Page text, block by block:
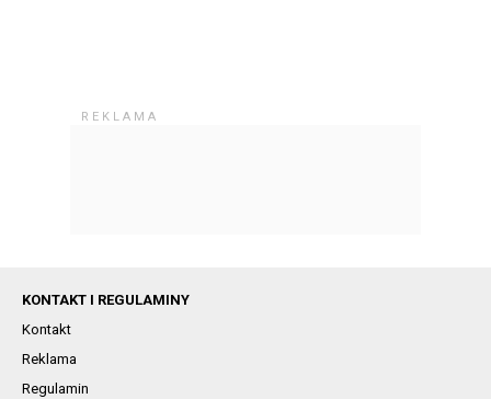
KONTAKT I REGULAMINY
Kontakt
Reklama
Regulamin